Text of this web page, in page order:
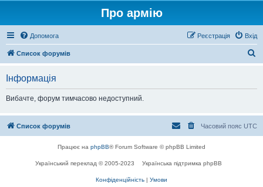
Про армію
Допомога Вхід
Реєстрація
Список форумів
Інформація
Вибачте, форум тимчасово недоступний.
Список форумів Часовий пояс UTC
Працює на phpBB® Forum Software © phpBB Limited
Український переклад © 2005-2023 Українська підтримка phpBB
Конфіденційність | Умови